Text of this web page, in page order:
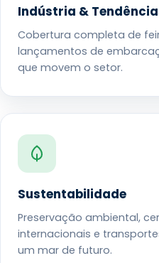
Indústria &
Cobertura completa de
lançamentos de
que movem o setor.
Sustentabilidade
Preservação ambiental,
internacionais e
um mar de futuro.